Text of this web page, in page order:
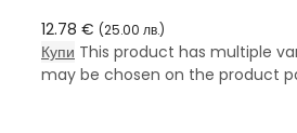
12.78 € (25.00 лв.)
Купи This product has multiple
may be chosen on the product